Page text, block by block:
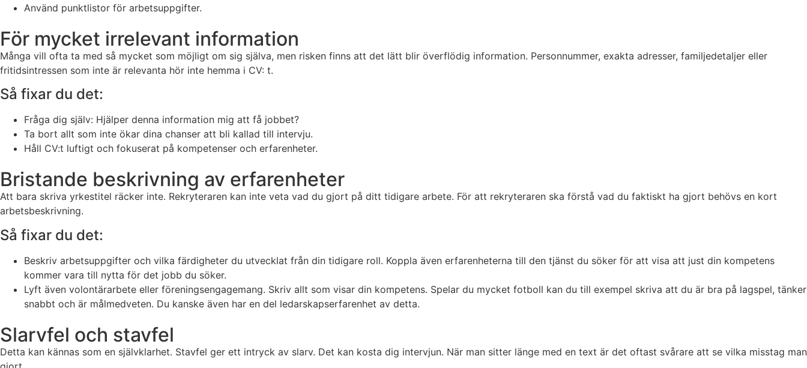
Använd punktlistor för arbetsuppgifter.
För mycket irrelevant information
Många vill ofta ta med så mycket som möjligt om sig själva, men risken finns att det lätt blir överflödig information. Personnummer, exakta adresser, familjedetaljer eller
fritidsintressen som inte är relevanta hör inte hemma i CV: t.
Så fixar du det:
Fråga dig själv: Hjälper denna information mig att få jobbet?
Ta bort allt som inte ökar dina chanser att bli kallad till intervju.
Håll CV:t luftigt och fokuserat på kompetenser och erfarenheter.
Bristande beskrivning av erfarenheter
Att bara skriva yrkestitel räcker inte. Rekryteraren kan inte veta vad du gjort på ditt tidigare arbete. För att rekryteraren ska förstå vad du faktiskt ha gjort behövs en kort
arbetsbeskrivning.
Så fixar du det:
Beskriv arbetsuppgifter och vilka färdigheter du utvecklat från din tidigare roll. Koppla även erfarenheterna till den tjänst du söker för att visa att just din kompetens
kommer vara till nytta för det jobb du söker.
Lyft även volontärarbete eller föreningsengagemang. Skriv allt som visar din kompetens. Spelar du mycket fotboll kan du till exempel skriva att du är bra på lagspel, tänker
snabbt och är målmedveten. Du kanske även har en del ledarskapserfarenhet av detta.
Slarvfel och stavfel
Detta kan kännas som en självklarhet. Stavfel ger ett intryck av slarv. Det kan kosta dig intervjun. När man sitter länge med en text är det oftast svårare att se vilka misstag man